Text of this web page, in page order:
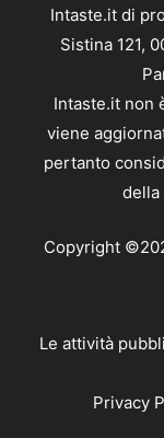
Intaste.it di
Sistina 121,
Intaste.it non
viene
pertanto
della
Copyright
Le attività
Privacy